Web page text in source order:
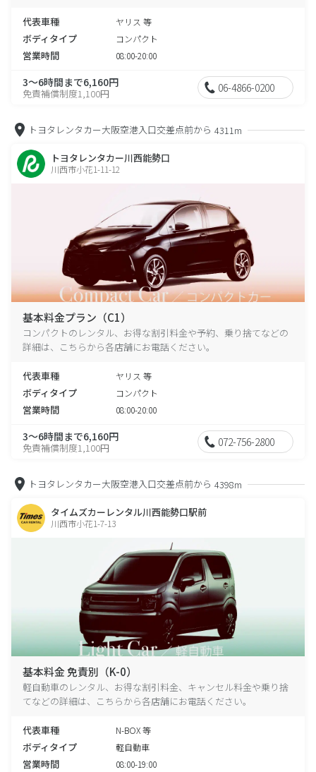
代表車種 ヤリス 等
ボディタイプ コンパクト
営業時間 08:00-20:00
3～6時間まで6,160円
免責補償制度1,100円 06-4866-0200
トヨタレンタカー大阪空港入口交差点前から 4311m
トヨタレンタカー川西能勢口
川西市小花1-11-12
基本料金プラン（C1）
コンパクトのレンタル、お得な割引料金や予約、乗り捨てなどの
詳細は、こちらから各店舗にお電話ください。
代表車種 ヤリス 等
ボディタイプ コンパクト
営業時間 08:00-20:00
3～6時間まで6,160円
免責補償制度1,100円 072-756-2800
トヨタレンタカー大阪空港入口交差点前から 4398m
タイムズカーレンタル川西能勢口駅前
川西市小花1-7-13
基本料金 免責別（K-0）
軽自動車のレンタル、お得な割引料金、キャンセル料金や乗り捨
てなどの詳細は、こちらから各店舗にお電話ください。
代表車種 N-BOX 等
ボディタイプ 軽自動車
営業時間 08:00-19:00